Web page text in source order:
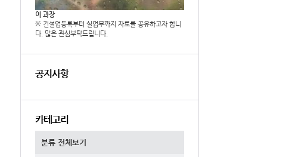
이 과장
※ 건설업등록부터 실업무까지 자료를 공유하고자 합니
다. 많은 관심부탁드립니다.
공지사항
카테고리
분류 전체보기